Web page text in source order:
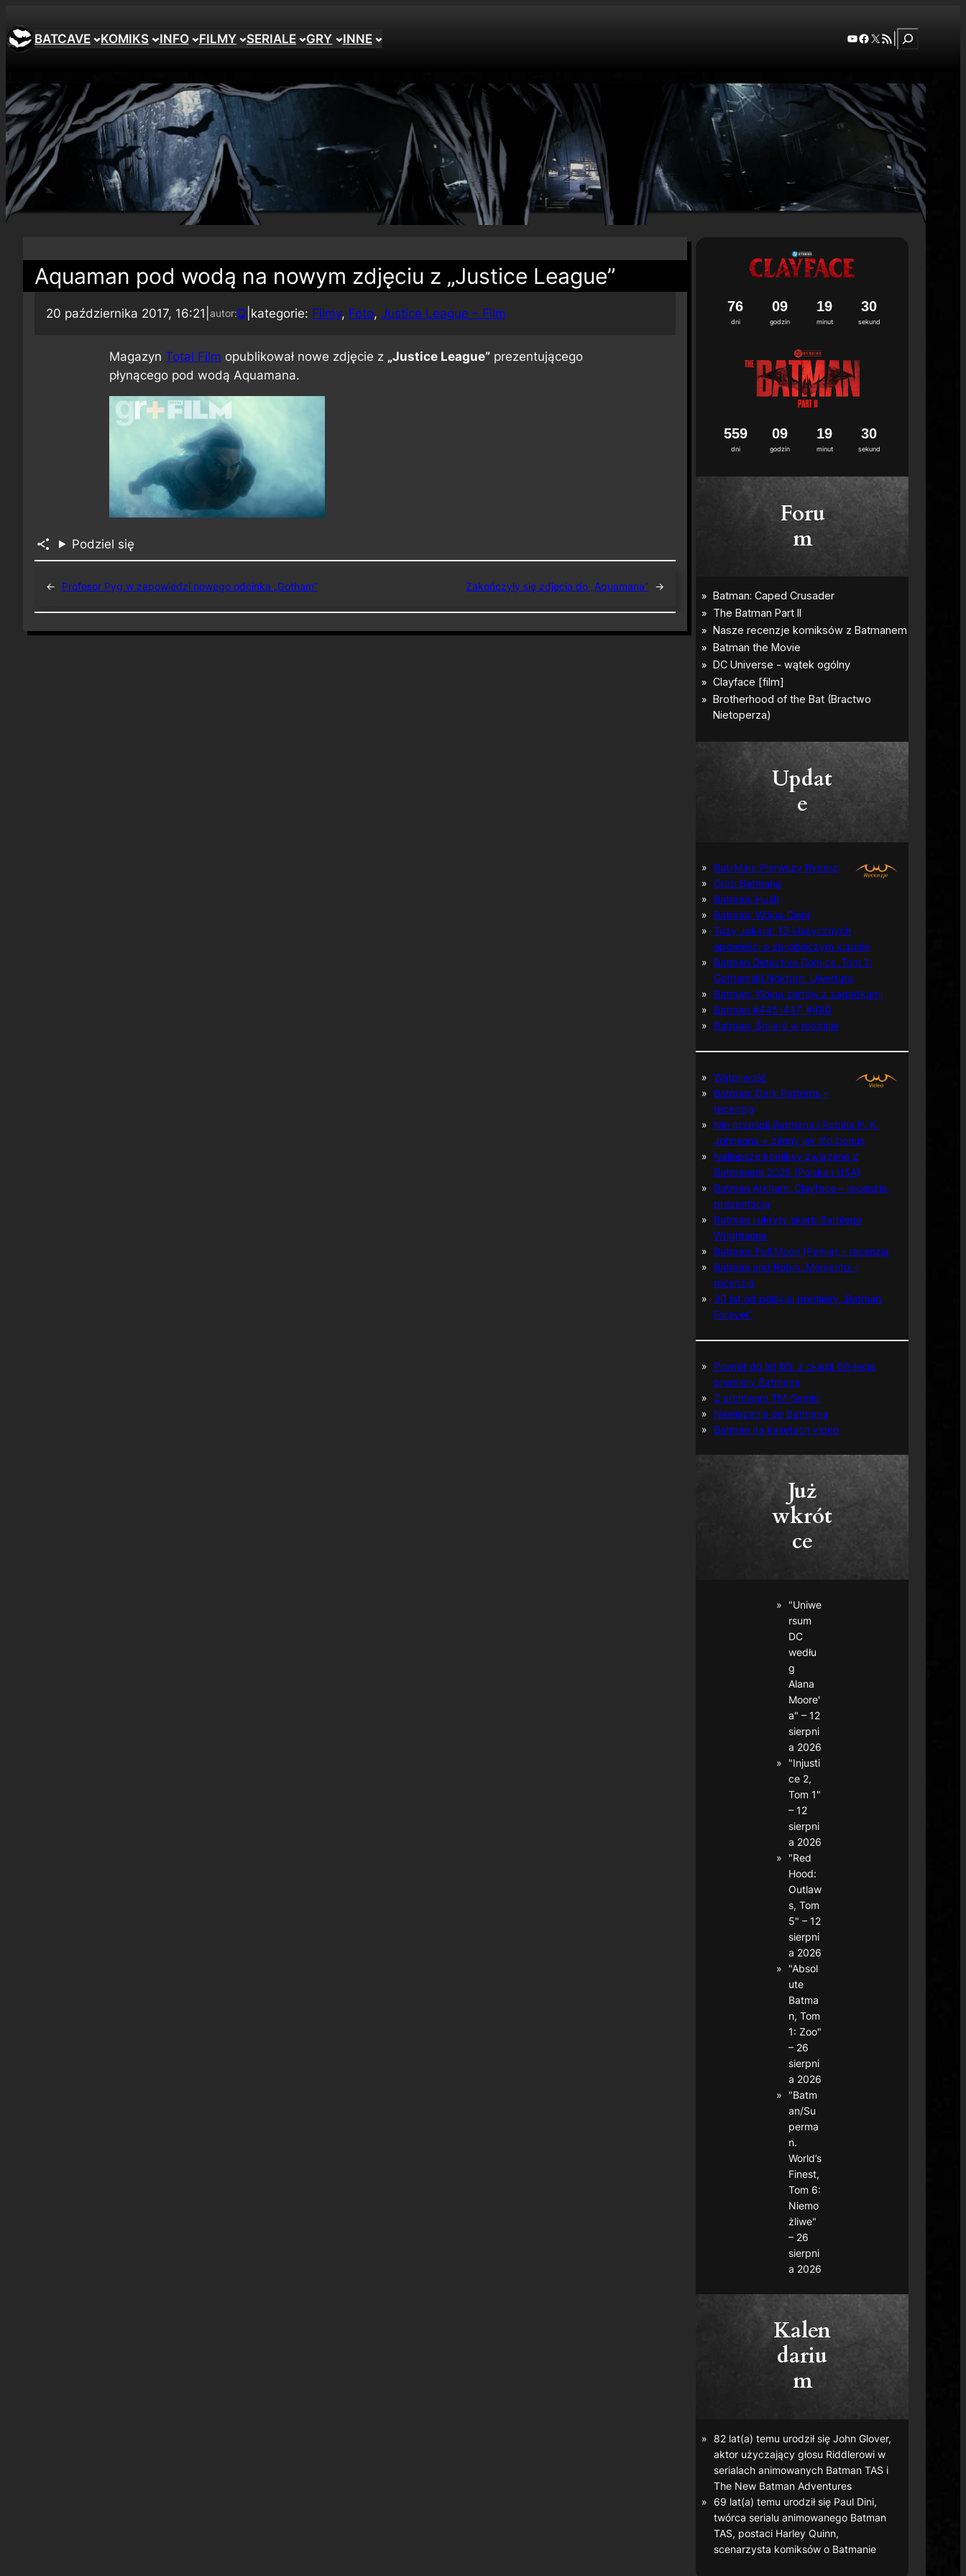
BATCAVE KOMIKS INFO FILMY SERIALE GRY INNE YouTube
Facebook
X RSS FeedSzukaj
Aquaman pod wodą na nowym zdjęciu z „Justice League”
20 października 2017, 16:21 autor:Q kategorie: Filmy, Foto, Justice League – Film
Magazyn Total Film opublikował nowe zdjęcie z „Justice League” prezentującego
płynącego pod wodą Aquamana.
Podziel się
← Profesor Pyg w zapowiedzi nowego odcinka „Gotham” Zakończyły się zdjęcia do „Aquamana” →
dni
76
godzin
09
minut
19
sekund
29
dni
559
godzin
09
minut
19
sekund
29
Foru
m
Updat
e
Bat-Man: Pierwszy Rycerz
Grób Batmana
Batman: Hush
Batman: Wojna Cieni
Tuzy Jokera: 13 klasycznych
opowieści o zbrodniczym klaunie
Batman Detective Comics, Tom 1:
Gothamski Nokturn: Uwertura
Batman: Wojna żartów z zagadkami
Batman #445-447, #480
Batman: Śmierć w rodzinie
Wątpliwość
Batman: Dark Patterns –
recenzja
Nie prześpij Batmana i Robina P. K.
Johnsona + zimny jak lód bonus
Najlepsze komiksy związane z
Batmanem 2025 (Polska i USA)
Batman Arkham: Clayface – recenzja,
prezentacja
Batman i ukryty skarb Berniego
Wrightsona
Batman: Full Moon (Pełnia) – recenzja
Batman and Robin: Memento –
recenzja
30 lat od polskiej premiery „Batman
Forever”
Powrót do lat 60. z okazji 60-lecia
premiery Batmana
Z archiwum TM-Semic
Nawiązania do Batmana
Batman na kasetach video
Już
wkrót
ce
"Uniwe
rsum
DC
wedłu
g
Alana
Moore'
a" – 12
sierpni
a 2026
"Injusti
ce 2,
Tom 1"
– 12
sierpni
a 2026
"Red
Hood:
Outlaw
s, Tom
5" – 12
sierpni
a 2026
"Absol
ute
Batma
n, Tom
1: Zoo"
– 26
sierpni
a 2026
"Batm
an/Su
perma
n.
World’s
Finest,
Tom 6:
Niemo
żliwe"
– 26
sierpni
a 2026
Kalen
dariu
m
82 lat(a) temu urodził się John Glover,
aktor użyczający głosu Riddlerowi w
serialach animowanych Batman TAS i
The New Batman Adventures
69 lat(a) temu urodził się Paul Dini,
twórca serialu animowanego Batman
TAS, postaci Harley Quinn,
scenarzysta komiksów o Batmanie